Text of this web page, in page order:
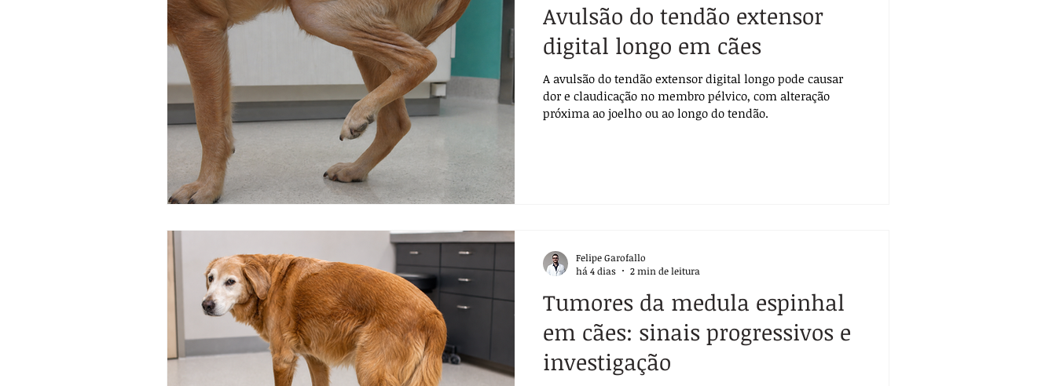
Avulsão do tendão extensor
digital longo em cães
A avulsão do tendão extensor digital longo pode causar
dor e claudicação no membro pélvico, com alteração
próxima ao joelho ou ao longo do tendão.
Tumores da medula espinhal
em cães: sinais progressivos e
investigação
Felipe Garofallo
há 4 dias
2 min de leitura